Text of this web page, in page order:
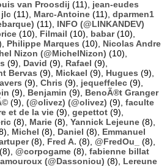
van Proosdij (11), jean-eudes
jlc (11), Marc-Antoine (11), dparmen1
(11), INFO (@LINKANDEV)
(10), Filmail (10), babar(10),
Philippe Marques (10), Nicolas Andre
Nizon (@MichelNizon) (10),
(9), David (9), Rafael (9),
Bervas (9), Mickael (9), Hugues (9),
(9), Chris (9), jequeffelec (9),
(9), Benjamin (9), BenoÃ®t Granger
(9), (@olivez) (@olivez) (9), faculte
et de la vie (9), gepettot (9),
(8), Marie (8), Yannick Lejeune (8),
Michel (8), Daniel (8), Emmanuel
(8), Fred A. (8), @FredOu_
(8),
(8), @corpogame (8), fabienne billat
(@Dassoniou) (8), Lereune